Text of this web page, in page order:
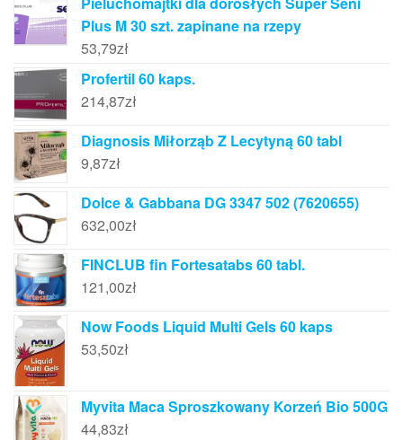
Plus M 30 szt. zapinane na rzepy
53,79zł
Profertil 60 kaps.
214,87zł
Diagnosis Miłorząb Z Lecytyną 60 tabl
9,87zł
Dolce & Gabbana DG 3347 502 (7620655)
632,00zł
FINCLUB fin Fortesatabs 60 tabl.
121,00zł
Now Foods Liquid Multi Gels 60 kaps
53,50zł
Myvita Maca Sproszkowany Korzeń Bio 500G
44,83zł